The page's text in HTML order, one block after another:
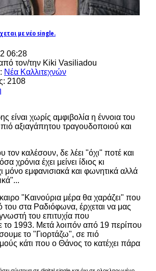
με νέο single.
06:28
τον/την Kiki Vasiliadou
Νέα Καλλιτεχνών
2108
είναι χωρίς αμφιβολία η έννοια του
πιό αξιαγάπητου τραγουδοποιού και
τον καλέσουν, δε λέει "όχι" ποτέ και
χρόνια έχει μείνει ίδιος κι
μόνο εμφανισιακά και φωνητικά αλλά
"Καινούρια μέρα θα χαράζει" που
του στα Ραδιόφωνα, έρχεται να μας
του επιτυχία που
1993. Μετά λοιπόν από 19 περίπου
το "Γιορτάζω", σε πιό
κάτι που ο Θάνος το κατέχει πάρα